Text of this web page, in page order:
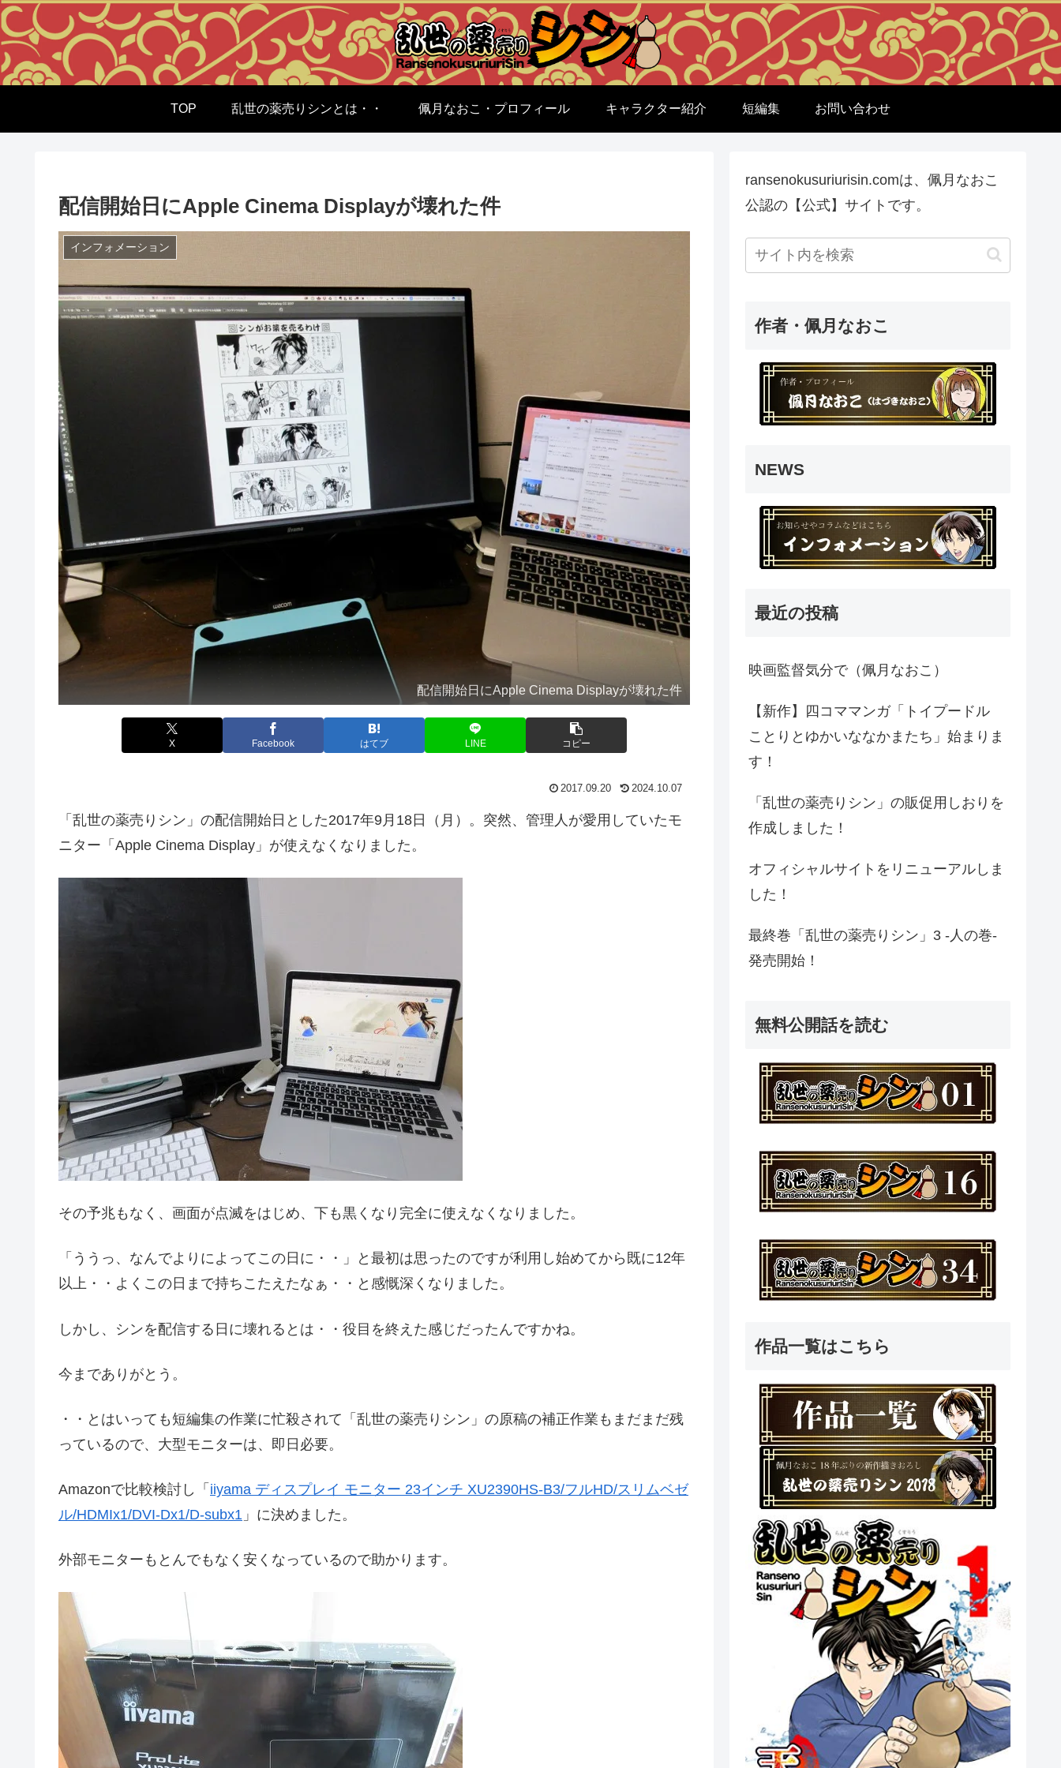
TOP 乱世の薬売りシンとは・・ 佩月なおこ・プロフィール キャラクター紹介 短編集 お問い合わせ
配信開始日にApple Cinema Displayが壊れた件
インフォメーション
配信開始日にApple Cinema Displayが壊れた件
X Facebook はてブ LINE コピー
2017.09.20 2024.10.07
「乱世の薬売りシン」の配信開始日とした2017年9月18日（月）。突然、管理人が愛用していたモ
ニター「Apple Cinema Display」が使えなくなりました。
その予兆もなく、画面が点滅をはじめ、下も黒くなり完全に使えなくなりました。
「ううっ、なんでよりによってこの日に・・」と最初は思ったのですが利用し始めてから既に12年
以上・・よくこの日まで持ちこたえたなぁ・・と感慨深くなりました。
しかし、シンを配信する日に壊れるとは・・役目を終えた感じだったんですかね。
今までありがとう。
・・とはいっても短編集の作業に忙殺されて「乱世の薬売りシン」の原稿の補正作業もまだまだ残
っているので、大型モニターは、即日必要。
Amazonで比較検討し「 iiyama ディスプレイ モニター 23インチ XU2390HS-B3/フルHD/スリムベゼ
ル/HDMIx1/DVI-Dx1/D-subx1 」に決めました。
外部モニターもとんでもなく安くなっているので助かります。
ransenokusuriurisin.comは、佩月なおこ
公認の【公式】サイトです。
作者・佩月なおこ
NEWS
最近の投稿
映画監督気分で（佩月なおこ）
【新作】四コママンガ「トイプードル
ことりとゆかいななかまたち」始まりま
す！
「乱世の薬売りシン」の販促用しおりを
作成しました！
オフィシャルサイトをリニューアルしま
した！
最終巻「乱世の薬売りシン」3 -人の巻-
発売開始！
無料公開話を読む
作品一覧はこちら